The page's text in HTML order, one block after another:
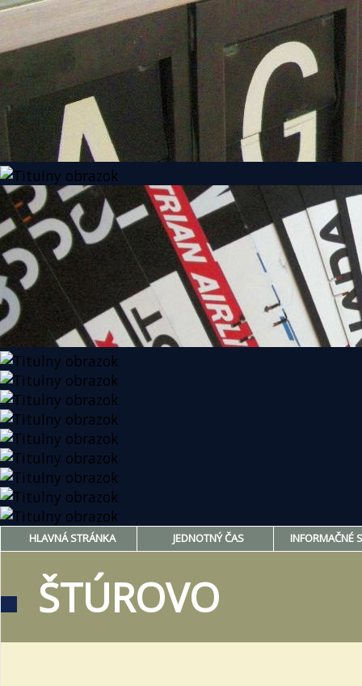
HLAVNÁ STRÁNKA JEDNOTNÝ ČAS INFORMAČNÉ
ŠTÚROVO